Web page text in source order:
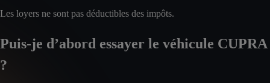
Les loyers ne sont pas déductibles des impôts.
Puis-je d’abord essayer le véhicule CUPRA
?